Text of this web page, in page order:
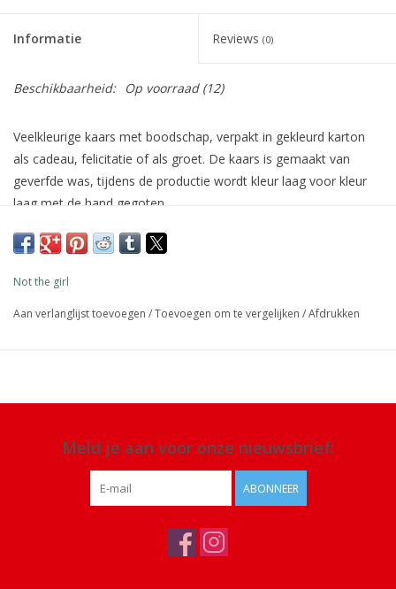
Informatie Reviews (0)
Beschikbaarheid: Op voorraad(12)
Veelkleurige kaars met boodschap, verpakt in gekleurd karton
als cadeau, felicitatie of als groet. De kaars is gemaakt van
geverfde was, tijdens de productie wordt kleur laag voor kleur
laag met de hand gegoten.
Afmeting: 23 cm x Ø 2,2 cm
kleurstoffen
Details: 8-9 uur brandtijd, niet druipend, veganistisch, geen
Not the girl
Aan verlanglijst toevoegen /Toevoegen om te vergelijken /Afdrukken
Meld je aan voor onze nieuwsbrief:
ABONNEER